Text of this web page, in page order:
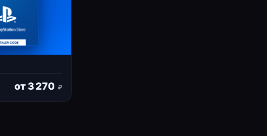
от 3 270 ₽